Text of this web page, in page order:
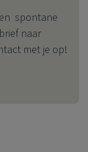
spontane
naar
met je op!